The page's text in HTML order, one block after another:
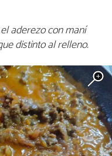
aderezo con maní
distinto al relleno.